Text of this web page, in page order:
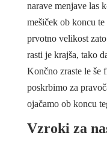
narave menjave las
mešiček ob koncu
prvotno velikost
rasti je krajša, tako
Končno zraste le še
poskrbimo za
ojačamo ob koncu
Vzroki za